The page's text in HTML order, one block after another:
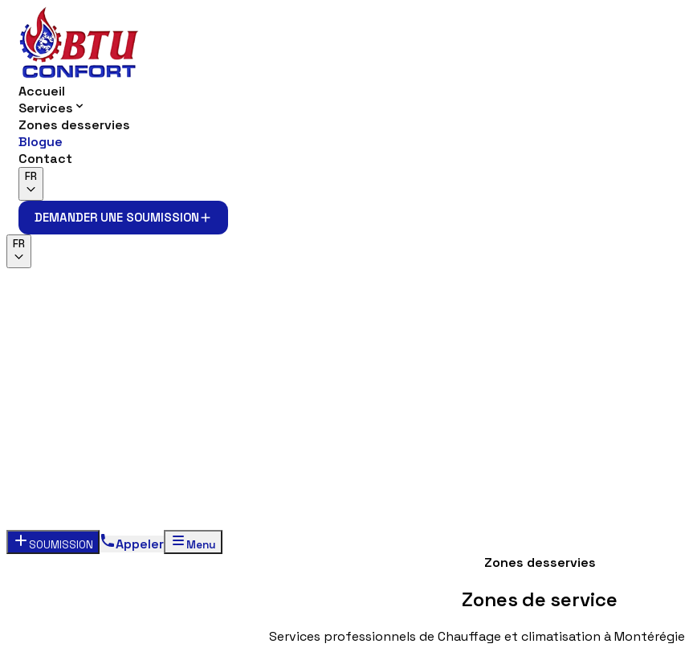
Accueil
Services
Zones desservies
Blogue
Contact
FR
DEMANDER UNE SOUMISSION
DEMANDER UNE SOUMISSION
FR
SOUMISSION Appeler Menu
Zones desservies
Zones de service
Services professionnels de Chauffage et climatisation à Montérégie